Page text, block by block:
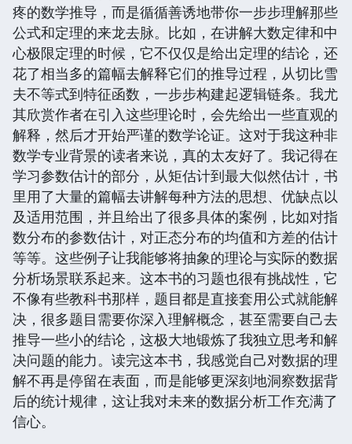
疼的数学推导，而是循循善诱地带你一步步理解那些
公式和定理的来龙去脉。比如，在讲解大数定律和中
心极限定理的时候，它不仅仅是给出定理的结论，还
花了相当多的篇幅去解释它们的推导过程，从切比雪
夫不等式到特征函数，一步步构建起逻辑链条。我尤
其欣赏作者在引入这些理论时，会先给出一些直观的
解释，然后才开始严谨的数学论证。这对于我这种非
数学专业背景的读者来说，真的太友好了。我记得在
学习参数估计的部分，从矩估计到最大似然估计，书
里用了大量的篇幅去讲解每种方法的思想、优缺点以
及适用范围，并且给出了很多具体的案例，比如对指
数分布的参数估计，对正态分布的均值和方差的估计
等等。这些例子让我能够将抽象的理论与实际的数据
分析场景联系起来。这本书的习题也很有挑战性，它
不像有些教科书那样，题目都是直接套用公式就能解
决，很多题目需要你深入理解概念，甚至需要自己去
推导一些小的结论，这极大地锻炼了我独立思考和解
决问题的能力。读完这本书，我感觉自己对数据的理
解不再是停留在表面，而是能够更深刻地洞察数据背
后的统计规律，这让我对未来的数据分析工作充满了
信心。